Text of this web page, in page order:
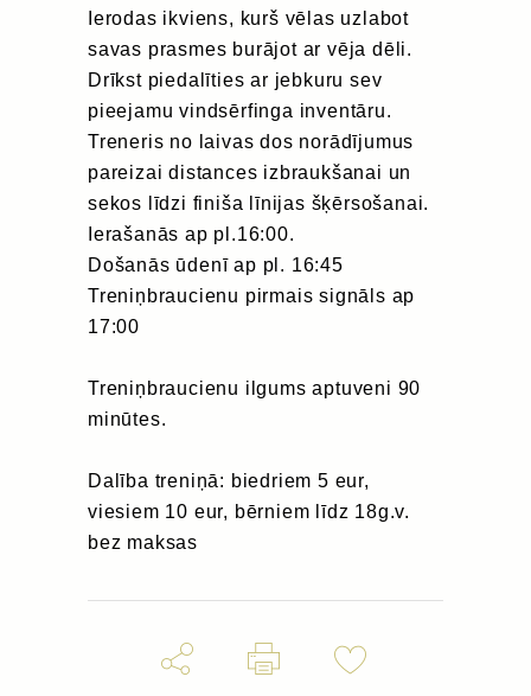
Ierodas ikviens, kurš vēlas uzlabot
savas prasmes burājot ar vēja dēli.
Drīkst piedalīties ar jebkuru sev
pieejamu vindsērfinga inventāru.
Treneris no laivas dos norādījumus
pareizai distances izbraukšanai un
sekos līdzi finiša līnijas šķērsošanai.
Ierašanās ap pl.16:00.
Došanās ūdenī ap pl. 16:45
Treniņbraucienu pirmais signāls ap
17:00
Treniņbraucienu ilgums aptuveni 90
minūtes.
Dalība treniņā: biedriem 5 eur,
viesiem 10 eur, bērniem līdz 18g.v.
bez maksas